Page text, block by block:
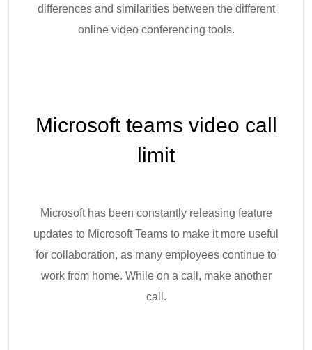
differences and similarities between the different
online video conferencing tools.
Microsoft teams video call
limit
Microsoft has been constantly releasing feature
updates to Microsoft Teams to make it more useful
for collaboration, as many employees continue to
work from home. While on a call, make another
call.